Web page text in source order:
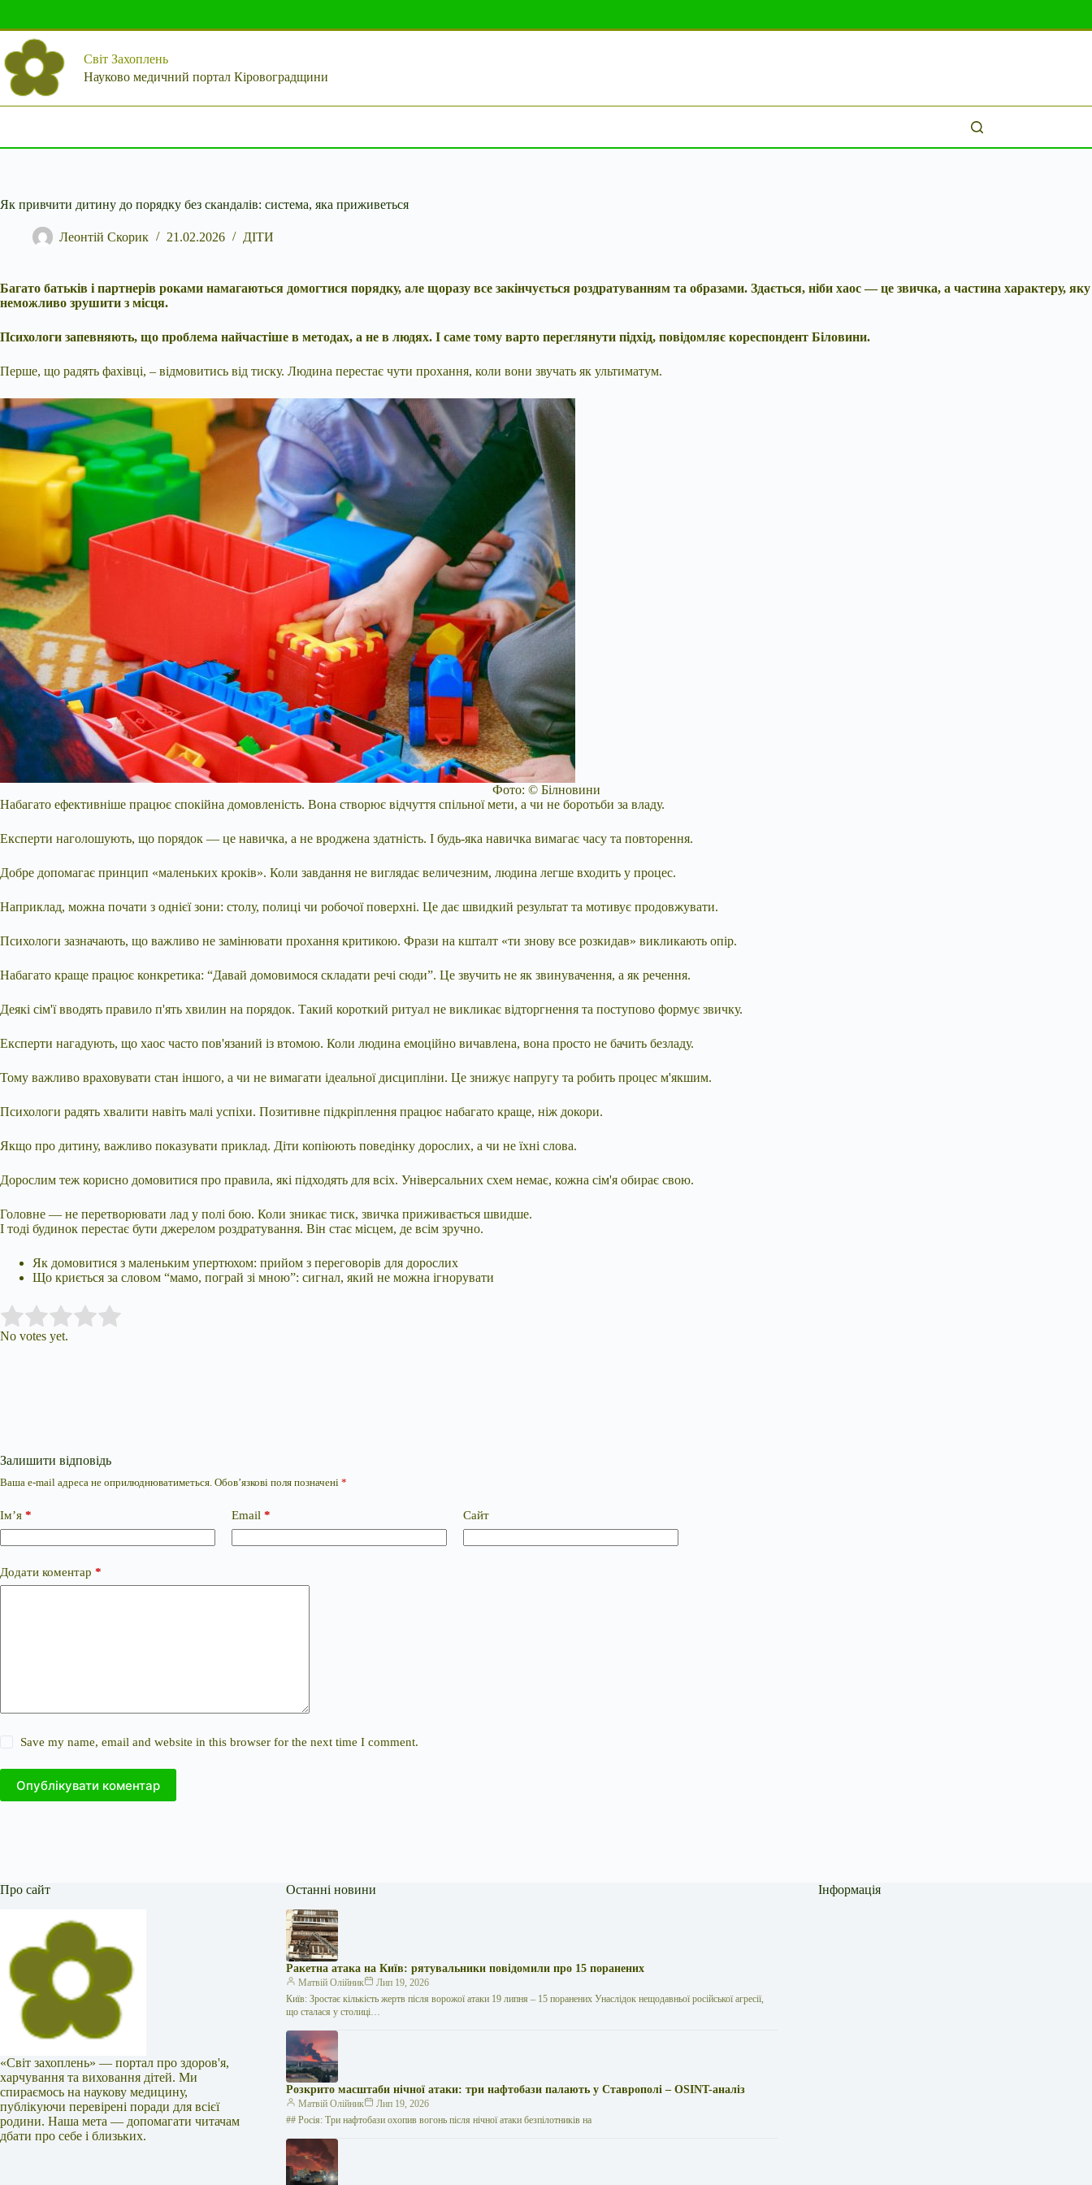
вмісту
Світ Захоплень
Науково медичний портал Кіровоградщини
Як привчити дитину до порядку без скандалів: система, яка приживеться
Леонтій Скорик 21.02.2026 ДІТИ
Багато батьків і партнерів роками намагаються домогтися порядку, але щоразу все закінчується роздратуванням та образами. Здається, ніби хаос — це звичка, а частина характеру, яку
неможливо зрушити з місця.
Психологи запевняють, що проблема найчастіше в методах, а не в людях. І саме тому варто переглянути підхід, повідомляє кореспондент Біловини.
Перше, що радять фахівці, – відмовитись від тиску. Людина перестає чути прохання, коли вони звучать як ультиматум.
Фото: © Білновини
Набагато ефективніше працює спокійна домовленість. Вона створює відчуття спільної мети, а чи не боротьби за владу.
Експерти наголошують, що порядок — це навичка, а не вроджена здатність. І будь-яка навичка вимагає часу та повторення.
Добре допомагає принцип «маленьких кроків». Коли завдання не виглядає величезним, людина легше входить у процес.
Наприклад, можна почати з однієї зони: столу, полиці чи робочої поверхні. Це дає швидкий результат та мотивує продовжувати.
Психологи зазначають, що важливо не замінювати прохання критикою. Фрази на кшталт «ти знову все розкидав» викликають опір.
Набагато краще працює конкретика: “Давай домовимося складати речі сюди”. Це звучить не як звинувачення, а як речення.
Деякі сім'ї вводять правило п'ять хвилин на порядок. Такий короткий ритуал не викликає відторгнення та поступово формує звичку.
Експерти нагадують, що хаос часто пов'язаний із втомою. Коли людина емоційно вичавлена, вона просто не бачить безладу.
Тому важливо враховувати стан іншого, а чи не вимагати ідеальної дисципліни. Це знижує напругу та робить процес м'якшим.
Психологи радять хвалити навіть малі успіхи. Позитивне підкріплення працює набагато краще, ніж докори.
Якщо про дитину, важливо показувати приклад. Діти копіюють поведінку дорослих, а чи не їхні слова.
Дорослим теж корисно домовитися про правила, які підходять для всіх. Універсальних схем немає, кожна сім'я обирає свою.
Головне — не перетворювати лад у полі бою. Коли зникає тиск, звичка приживається швидше.
І тоді будинок перестає бути джерелом роздратування. Він стає місцем, де всім зручно.
Як домовитися з маленьким упертюхом: прийом з переговорів для дорослих
Що криється за словом “мамо, пограй зі мною”: сигнал, який не можна ігнорувати
Rate this item:
No votes yet.
Залишити відповідь
Ваша e-mail адреса не оприлюднюватиметься. Обов’язкові поля позначені *
Ім’я * Email * Сайт
Додати коментар *
Save my name, email and website in this browser for the next time I comment.
Опублікувати коментар
Про сайт
«Світ захоплень» — портал про здоров'я,
харчування та виховання дітей. Ми
спираємось на наукову медицину,
публікуючи перевірені поради для всієї
родини. Наша мета — допомагати читачам
дбати про себе і близьких.
Останні новини
Ракетна атака на Київ: рятувальники повідомили про 15 поранених
Матвій Олійник
Лип 19, 2026
Київ: Зростає кількість жертв після ворожої атаки 19 липня – 15 поранених Унаслідок нещодавньої російської агресії,
що сталася у столиці…
Розкрито масштаби нічної атаки: три нафтобази палають у Ставрополі – OSINT-аналіз
Матвій Олійник
Лип 19, 2026
## Росія: Три нафтобази охопив вогонь після нічної атаки безпілотників на
Інформація